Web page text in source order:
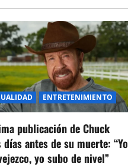
ENTRETENIMIENTO
publicación de Chuck
antes de su muerte: “Yo
yo subo de nivel”